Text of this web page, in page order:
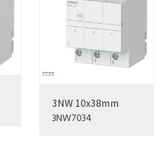
3NW 10x38mm
3NW7034